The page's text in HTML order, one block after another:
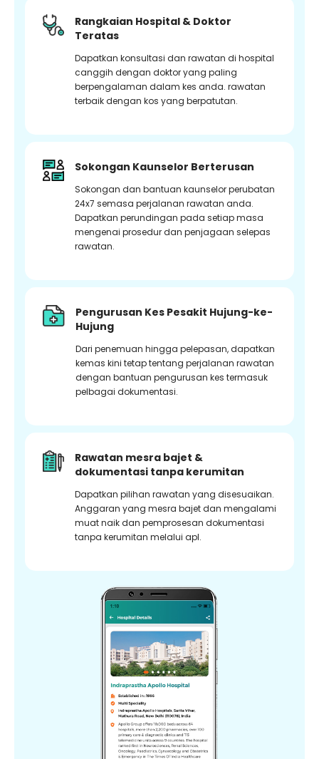
Rangkaian Hospital & Doktor
Teratas
Dapatkan konsultasi dan rawatan di hospital
canggih dengan doktor yang paling
berpengalaman dalam kes anda. rawatan
terbaik dengan kos yang berpatutan.
Sokongan Kaunselor Berterusan
Sokongan dan bantuan kaunselor perubatan
24x7 semasa perjalanan rawatan anda.
Dapatkan perundingan pada setiap masa
mengenai prosedur dan penjagaan selepas
rawatan.
Pengurusan Kes Pesakit Hujung-ke-
Hujung
Dari penemuan hingga pelepasan, dapatkan
kemas kini tetap tentang perjalanan rawatan
dengan bantuan pengurusan kes termasuk
pelbagai dokumentasi.
Rawatan mesra bajet &
dokumentasi tanpa kerumitan
Dapatkan pilihan rawatan yang disesuaikan.
Anggaran yang mesra bajet dan mengalami
muat naik dan pemprosesan dokumentasi
tanpa kerumitan melalui apl.